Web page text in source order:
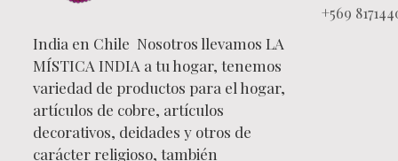
India en Chile Nosotros llevamos LA
MÍSTICA INDIA a tu hogar, tenemos
variedad de productos para el hogar,
artículos de cobre, artículos
decorativos, deidades y otros de
carácter religioso, también
+569